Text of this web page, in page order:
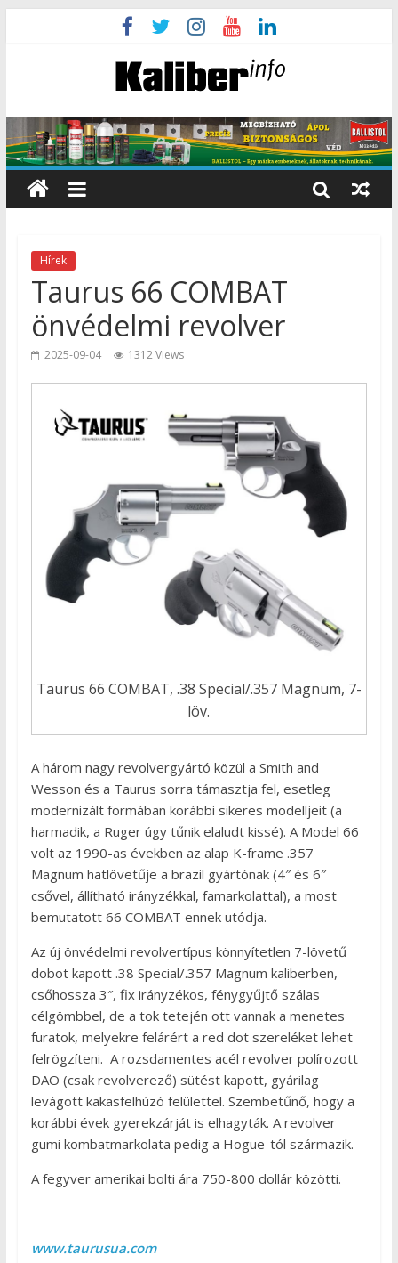
Hírek
Taurus 66 COMBAT
önvédelmi revolver
2025-09-04 1312 Views
Taurus 66 COMBAT, .38 Special/.357 Magnum, 7-
löv.
A három nagy revolvergyártó közül a Smith and
Wesson és a Taurus sorra támasztja fel, esetleg
modernizált formában korábbi sikeres modelljeit (a
harmadik, a Ruger úgy tűnik elaludt kissé). A Model 66
volt az 1990-as években az alap K-frame .357
Magnum hatlövetűje a brazil gyártónak (4″ és 6″
csővel, állítható irányzékkal, famarkolattal), a most
bemutatott 66 COMBAT ennek utódja.
Az új önvédelmi revolvertípus könnyítetlen 7-lövetű
dobot kapott .38 Special/.357 Magnum kaliberben,
csőhossza 3″, fix irányzékos, fénygyűjtő szálas
célgömbbel, de a tok tetején ott vannak a menetes
furatok, melyekre felárért a red dot szereléket lehet
felrögzíteni. A rozsdamentes acél revolver polírozott
DAO (csak revolverező) sütést kapott, gyárilag
levágott kakasfelhúzó felülettel. Szembetűnő, hogy a
korábbi évek gyerekzárját is elhagyták. A revolver
gumi kombatmarkolata pedig a Hogue-tól származik.
A fegyver amerikai bolti ára 750-800 dollár közötti.
www.taurusua.com